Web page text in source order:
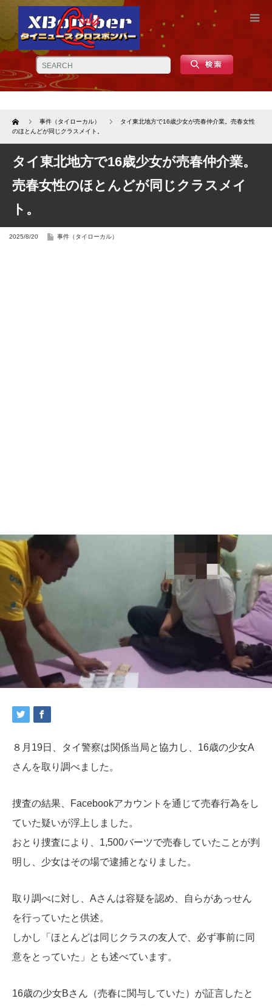
Home 事件（タイローカル）
タイ東北地方で16歳少女が売春仲介業。売春女性
のほとんどが同じクラスメイト。
タイ東北地方で16歳少女が売春仲介業。
売春女性のほとんどが同じクラスメイ
ト。
2025/8/20 事件（タイローカル）
８月19日、タイ警察は関係当局と協力し、 16歳の少女A
さんを取り調べました。
捜査の結果、Facebookアカウントを通じて売春行為をし
ていた疑いが浮上しました。
おとり捜査により、1,500バーツで売春していたことが判
明し、少女はその場で逮捕となりました。
取り調べに対し、Aさんは容疑を認め、自らがあっせん
を行っていたと供述。
しかし「ほとんどは同じクラスの友人で、必ず事前に同
意をとっていた」とも述べています。
16歳の少女Bさん（売春に関与していた）が証言したと